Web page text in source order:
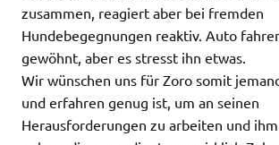
zusammen, reagiert aber bei fremden
Hundebegegnungen reaktiv. Auto
gewöhnt, aber es stresst ihn etwas.
Wir wünschen uns für Zoro somit
und erfahren genug ist, um an seinen
Herausforderungen zu arbeiten und